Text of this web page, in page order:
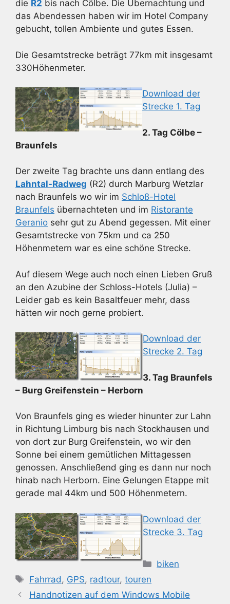
die R2 bis nach Cölbe. Die Übernachtung und
das Abendessen haben wir im Hotel Company
gebucht, tollen Ambiente und gutes Essen.
Die Gesamtstrecke beträgt 77km mit insgesamt
330Höhenmeter.
Download der
Strecke 1. Tag
2. Tag Cölbe –
Braunfels
Der zweite Tag brachte uns dann entlang des
Lahntal-Radweg (R2) durch Marburg Wetzlar
nach Braunfels wo wir im Schloß-Hotel
Braunfels übernachteten und im Ristorante
Geranio sehr gut zu Abend gegessen. Mit einer
Gesamtstrecke von 75km und ca 250
Höhenmetern war es eine schöne Strecke.
Auf diesem Wege auch noch einen Lieben Gruß
an den Azubine der Schloss-Hotels (Julia) –
Leider gab es kein Basaltfeuer mehr, dass
hätten wir noch gerne probiert.
Download der
Strecke 2. Tag
3. Tag Braunfels
– Burg Greifenstein – Herborn
Von Braunfels ging es wieder hinunter zur Lahn
in Richtung Limburg bis nach Stockhausen und
von dort zur Burg Greifenstein, wo wir den
Sonne bei einem gemütlichen Mittagessen
genossen. Anschließend ging es dann nur noch
hinab nach Herborn. Eine Gelungen Etappe mit
gerade mal 44km und 500 Höhenmetern.
Download der
Strecke 3. Tag
Kategorien
biken
Schlagwörter
Fahrrad , GPS, radtour,touren
Handnotizen auf dem Windows Mobile